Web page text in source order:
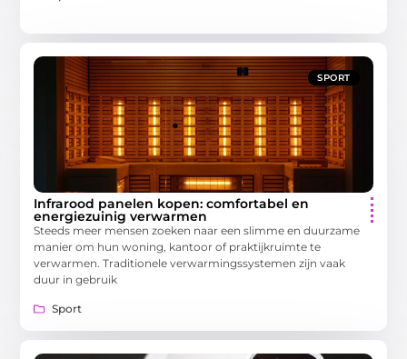
SPORT
Infrarood panelen kopen: comfortabel en
energiezuinig verwarmen
Steeds meer mensen zoeken naar een slimme en duurzame
manier om hun woning, kantoor of praktijkruimte te
verwarmen. Traditionele verwarmingssystemen zijn vaak
duur in gebruik
Sport